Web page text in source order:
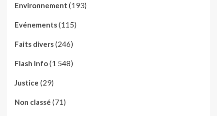
Environnement (193)
Evénements(115)
Faits divers(246)
Flash Info(1 548)
Justice (29)
Non classé (71)